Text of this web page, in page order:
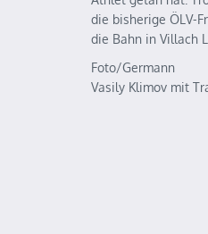
die bisherige ÖLV-
die Bahn in Villach
Foto/Germann
Vasily Klimov mit